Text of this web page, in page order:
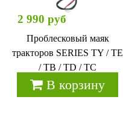
2 990 руб
Проблесковый маяк
тракторов SERIES TY / TE
/ TB / TD / TC
В корзину